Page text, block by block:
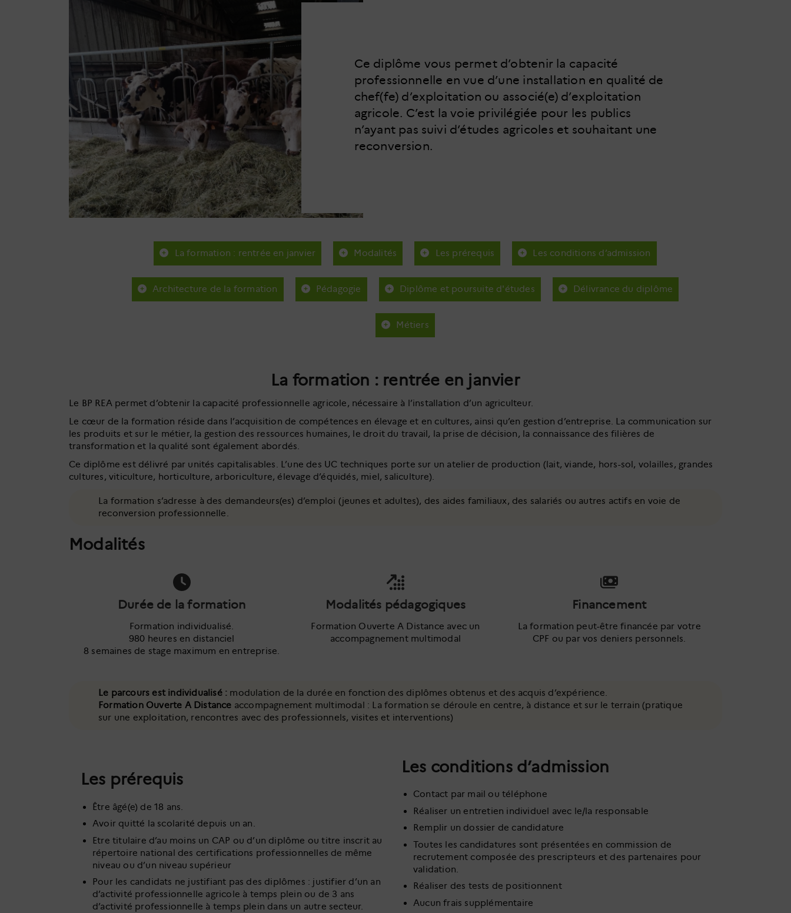
Ce diplôme vous permet d’obtenir la capacité
professionnelle en vue d’une installation en qualité de
chef(fe) d’exploitation ou associé(e) d’exploitation
agricole. C’est la voie privilégiée pour les publics
n’ayant pas suivi d’études agricoles et souhaitant une
reconversion.
La formation : rentrée en janvier Modalités Les prérequis Les conditions d’admission
Architecture de la formation Pédagogie Diplôme et poursuite d'études Délivrance du diplôme
Métiers
La formation : rentrée en janvier
Le BP REA permet d’obtenir la capacité professionnelle agricole, nécessaire à l’installation d’un agriculteur.
Le cœur de la formation réside dans l’acquisition de compétences en élevage et en cultures, ainsi qu’en gestion d’entreprise. La communication sur
les produits et sur le métier, la gestion des ressources humaines, le droit du travail, la prise de décision, la connaissance des filières de
transformation et la qualité sont également abordés.
Ce diplôme est délivré par unités capitalisables. L’une des UC techniques porte sur un atelier de production (lait, viande, hors-sol, volailles, grandes
cultures, viticulture, horticulture, arboriculture, élevage d’équidés, miel, saliculture).
La formation s’adresse à des demandeurs(es) d’emploi (jeunes et adultes), des aides familiaux, des salariés ou autres actifs en voie de
reconversion professionnelle.
Modalités
Durée de la formation
Formation individualisé.
980 heures en distanciel
8 semaines de stage maximum en entreprise.
Modalités pédagogiques
Formation Ouverte A Distance avec un
accompagnement multimodal
Financement
La formation peut-être financée par votre
CPF ou par vos deniers personnels.
Le parcours est individualisé : modulation de la durée en fonction des diplômes obtenus et des acquis d’expérience.
Formation Ouverte A Distance accompagnement multimodal : La formation se déroule en centre, à distance et sur le terrain (pratique
sur une exploitation, rencontres avec des professionnels, visites et interventions)
Les prérequis
Être âgé(e) de 18 ans.
Avoir quitté la scolarité depuis un an.
Etre titulaire d’au moins un CAP ou d’un diplôme ou titre inscrit au
répertoire national des certifications professionnelles de même
niveau ou d’un niveau supérieur
Pour les candidats ne justifiant pas des diplômes : justifier d’un an
d’activité professionnelle agricole à temps plein ou de 3 ans
d’activité professionnelle à temps plein dans un autre secteur.
Les conditions d’admission
Contact par mail ou téléphone
Réaliser un entretien individuel avec le/la responsable
Remplir un dossier de candidature
Toutes les candidatures sont présentées en commission de
recrutement composée des prescripteurs et des partenaires pour
validation.
Réaliser des tests de positionnent
Aucun frais supplémentaire